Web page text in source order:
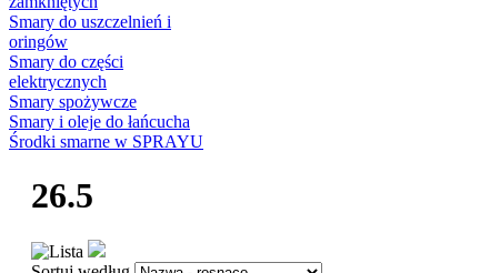
Smary do uszczelnień i
oringów
Smary do części
elektrycznych
Smary spożywcze
Smary i oleje do łańcucha
Środki smarne w SPRAYU
26.5